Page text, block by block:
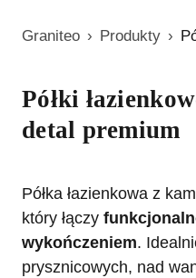
Graniteo › Produkty ›
Półki
detal premium
Półka łazienkowa z
który łączy
wykończeniem.
prysznicowych, nad